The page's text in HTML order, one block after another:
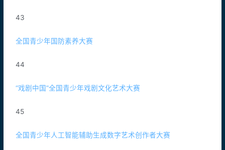
43
全国青少年国防素养大赛
44
“戏剧中国”全国青少年戏剧文化艺术大赛
45
全国青少年人工智能辅助生成数字艺术创作者大赛